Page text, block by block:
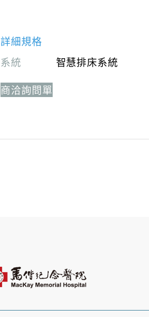
詳細規格
系統
智慧排床系統
商洽詢問單